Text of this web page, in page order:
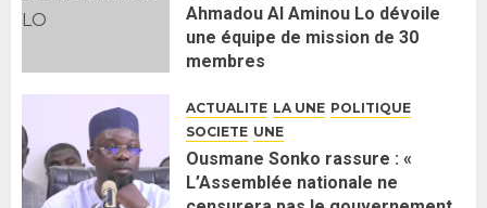
Ahmadou Al Aminou Lo dévoile
une équipe de mission de 30
membres
ACTUALITE LA UNE POLITIQUE
SOCIETE UNE
Ousmane Sonko rassure : «
L’Assemblée nationale ne
1
Gouvernement Diomaye II :
une équipe de mission de 30
membres
2 JUIN 2026 0